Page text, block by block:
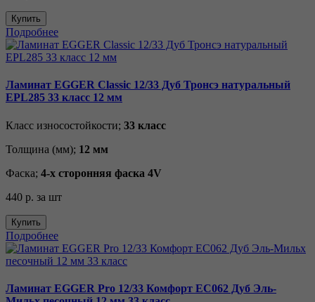
Купить
Подробнее
Ламинат EGGER Classic 12/33 Дуб Тронсэ натуральный
EPL285 33 класс 12 мм
Класс износостойкости; 33 класс
Толщина (мм); 12 мм
Фаска; 4-х сторонняя фаска 4V
440 р. за шт
Купить
Подробнее
Ламинат EGGER Pro 12/33 Комфорт EC062 Дуб Эль-